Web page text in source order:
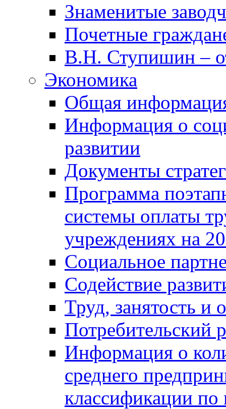
Знаменитые
Почетные
В.Н. Ступишин –
Экономика
Общая
Информация о
развитии
Документы
Программа
системы оплаты
учреждениях на
Социальное
Содействие
Труд, занятость и
Потребительский
Информация о
среднего
классификации